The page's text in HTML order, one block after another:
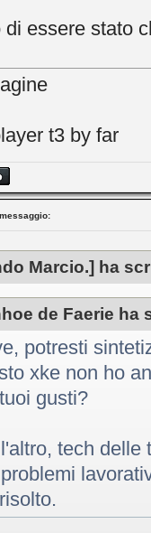
di essere stato
t3 by far
Marcio.] ha
de Faerie ha
potresti
xke non ho
gusti?
tech delle